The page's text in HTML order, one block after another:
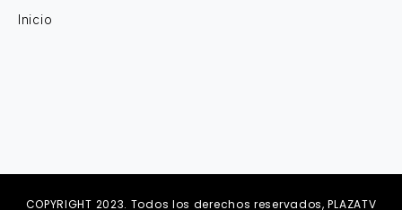
Inicio
COPYRIGHT 2023. Todos los derechos reservados, PLAZATV